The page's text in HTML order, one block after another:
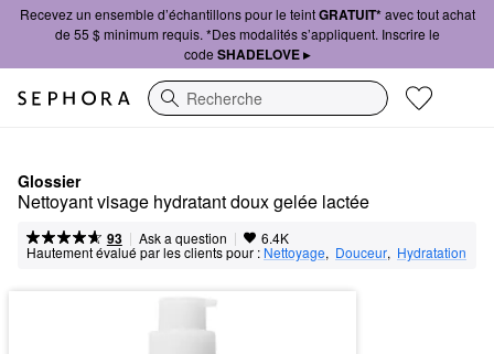
Recevez un ensemble d’échantillons pour le teintGRATUIT*avec tout achat
de 55 $ minimum requis. *Des modalités s’appliquent. Inscrire le
code SHADELOVE ▸
Recherche
Glossier
Nettoyant visage hydratant doux gelée lactée
93 | Ask a question | 6.4K
Hautement évalué par les clients pour : Nettoyage, Douceur, Hydratation